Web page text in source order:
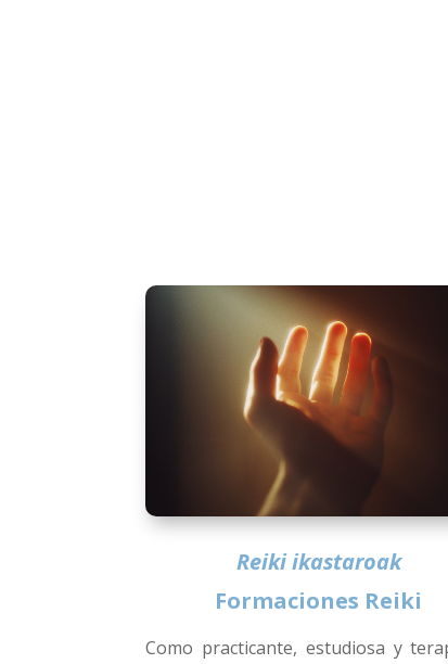
Reiki ikastaroak
Formaciones Reiki
Como practicante, estudiosa y